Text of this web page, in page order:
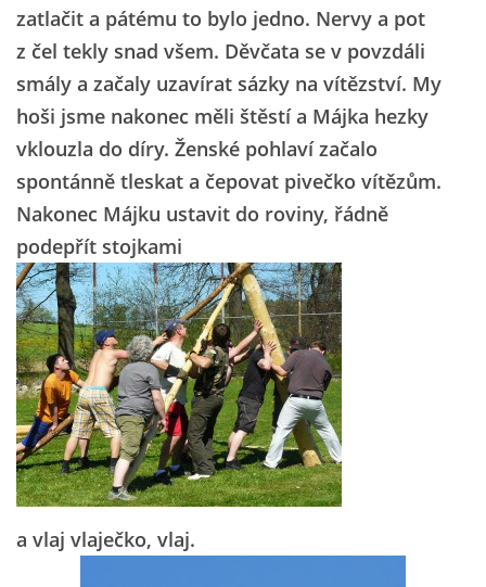
zatlačit a pátému to bylo jedno. Nervy a pot
z čel tekly snad všem. Děvčata se v povzdáli
smály a začaly uzavírat sázky na vítězství. My
hoši jsme nakonec měli štěstí a Májka hezky
vklouzla do díry. Ženské pohlaví začalo
spontánně tleskat a čepovat pivečko vítězům.
Nakonec Májku ustavit do roviny, řádně
podepřít stojkami
a vlaj vlaječko, vlaj.